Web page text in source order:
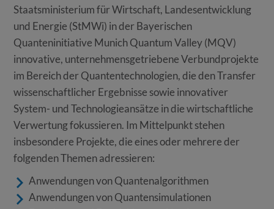
Staatsministerium für Wirtschaft, Landesentwicklung
und Energie (StMWi) in der Bayerischen
Quanteninitiative Munich Quantum Valley (MQV)
innovative, unternehmensgetriebene Verbundprojekte
im Bereich der Quantentechnologien, die den Transfer
wissenschaftlicher Ergebnisse sowie innovativer
System- und Technologieansätze in die wirtschaftliche
Verwertung fokussieren. Im Mittelpunkt stehen
insbesondere Projekte, die eines oder mehrere der
folgenden Themen adressieren:
Anwendungen von Quantenalgorithmen
Anwendungen von Quantensimulationen